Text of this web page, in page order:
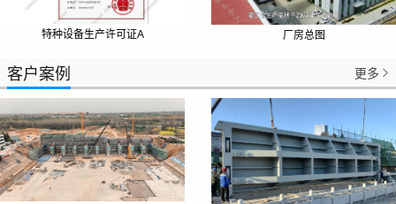
特种设备生产许可证A 厂房总图
客户案例 更多 